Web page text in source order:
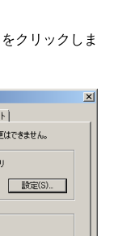
をクリックしま